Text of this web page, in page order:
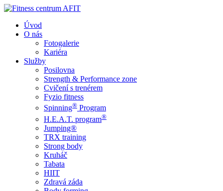
Úvod
O nás
Fotogalerie
Kariéra
Služby
Posilovna
Strength & Performance zone
Cvičení s trenérem
Fyzio fitness
Spinning® Program
H.E.A.T. program®
Jumping®
TRX training
Strong body
Kruháč
Tabata
HIIT
Zdravá záda